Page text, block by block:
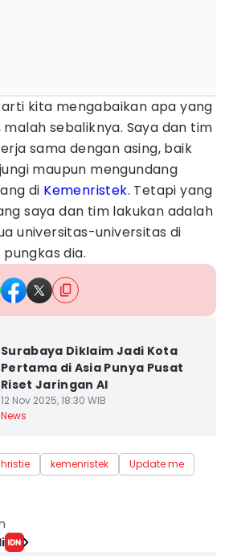
kita mengabaikan apa yang
malah sebaliknya. Saya dan tim
sama dengan asing, baik
maupun mengundang
di Kemenristek. Tetapi yang
saya dan tim lakukan adalah
universitas-universitas di
dia.
Surabaya Diklaim Jadi Kota
Pertama di Asia Punya Pusat
Riset Jaringan AI
12 Nov 2025, 18:30 WIB
News
kemenristek Update me